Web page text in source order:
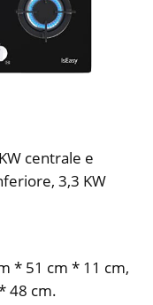
centrale e
3,3 KW
* 51 cm * 11 cm,
48 cm.